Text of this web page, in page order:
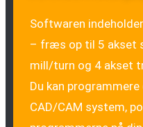
Softwaren
– fræs op til 5 akset
mill/turn og 4 akset
Du kan
CAD/CAM system,